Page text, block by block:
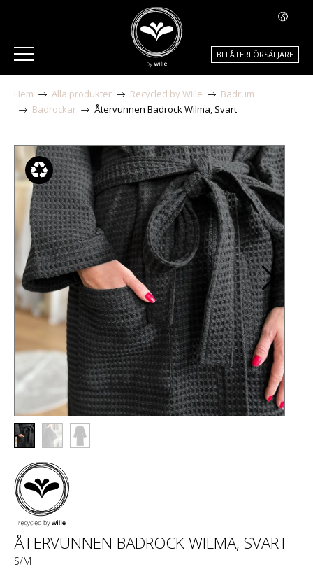
BLI ÅTERFÖRSÄLJARE
Hem Alla produkter Recycled by Wille
Badrum
Badrockar
Återvunnen Badrock Wilma, Svart
ÅTERVUNNEN BADROCK WILMA, SVART
S/M